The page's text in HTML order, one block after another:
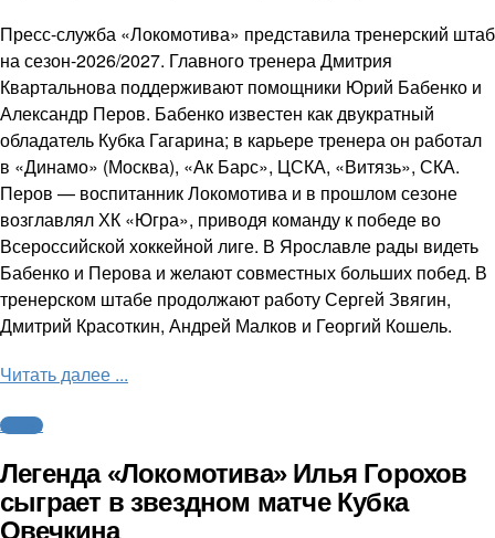
Пресс-служба «Локомотива» представила тренерский штаб
на сезон-2026/2027. Главного тренера Дмитрия
Квартальнова поддерживают помощники Юрий Бабенко и
Александр Перов. Бабенко известен как двукратный
обладатель Кубка Гагарина; в карьере тренера он работал
в «Динамо» (Москва), «Ак Барс», ЦСКА, «Витязь», СКА.
Перов — воспитанник Локомотива и в прошлом сезоне
возглавлял ХК «Югра», приводя команду к победе во
Всероссийской хоккейной лиге. В Ярославле рады видеть
Бабенко и Перова и желают совместных больших побед. В
тренерском штабе продолжают работу Сергей Звягин,
Дмитрий Красоткин, Андрей Малков и Георгий Кошель.
Читать далее ...
Хоккей
Легенда «Локомотива» Илья Горохов
сыграет в звездном матче Кубка
Овечкина